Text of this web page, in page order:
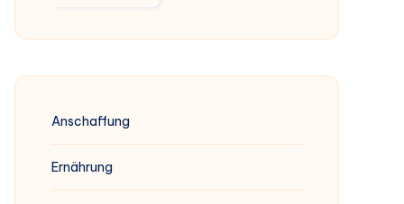
Anschaffung
Ernährung